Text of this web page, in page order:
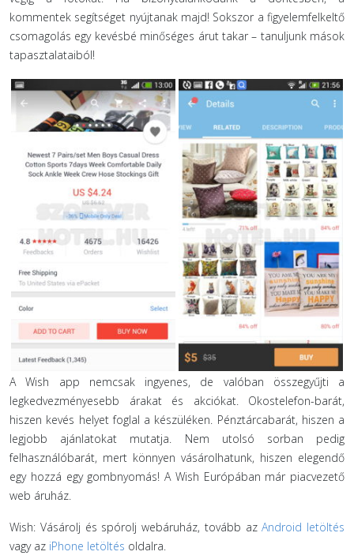
kommentek segítséget nyújtanak majd! Sokszor a figyelemfelkeltő
csomagolás egy kevésbé minőséges árut takar – tanuljunk mások
tapasztalataiból!
A Wish app nemcsak ingyenes, de valóban összegyűjti a
legkedvezményesebb árakat és akciókat. Okostelefon-barát,
hiszen kevés helyet foglal a készüléken. Pénztárcabarát, hiszen a
legjobb ajánlatokat mutatja. Nem utolsó sorban pedig
felhasználóbarát, mert könnyen vásárolhatunk, hiszen elegendő
egy hozzá egy gombnyomás! A Wish Európában már piacvezető
web áruház.
Wish: Vásárolj és spórolj webáruház, tovább azAndroid letöltés
vagy az iPhone letöltés oldalra.